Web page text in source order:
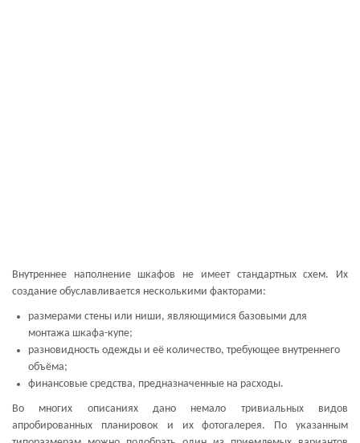
Внутреннее наполнение шкафов не имеет стандартных схем. Их
создание обуславливается несколькими факторами:
размерами стены или ниши, являющимися базовыми для
монтажа шкафа-купе;
разновидность одежды и её количество, требующее внутреннего
объёма;
финансовые средства, предназначенные на расходы.
Во многих описаниях дано немало тривиальных видов
апробированных планировок и их фотогалерея. По указанным